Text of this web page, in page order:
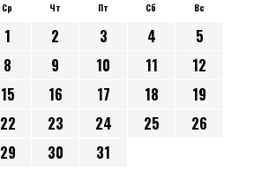
Ср Чт Пт Сб Вс
1 2 3 4
5
8 9 10 11
12
15 16 17 18
19
22 23 24 25
26
29 30
31